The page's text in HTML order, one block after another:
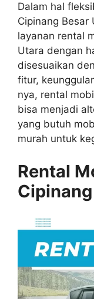
Dalam hal
Cipinang Besar
layanan rental
Utara dengan
disesuaikan
fitur,
nya, rental
bisa menjadi
yang butuh
murah untuk
Rental